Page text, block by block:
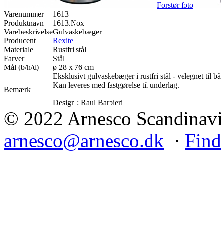
Forstør foto
Varenummer
1613
Produktnavn
1613.Nox
VarebeskrivelseGulvaskebæger
Producent
Rexite
Materiale
Rustfri stål
Farver
Stål
Mål (b/h/d)
ø 28 x 76 cm
Bemærk
Eksklusivt gulvaskebæger i rustfri stål - velegnet til
Kan leveres med fastgørelse til underlag.
Design : Raul Barbieri
© 2022 Arnesco
arnesco@arnesco.dk ·